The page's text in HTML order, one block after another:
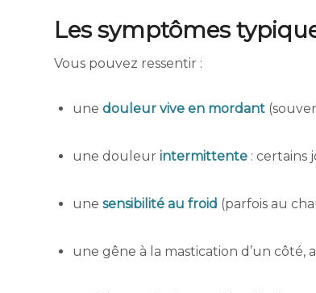
Les symptômes
Vous pouvez ressentir :
une douleur vive en mordant
une douleur intermittente : certains
une sensibilité au froid (parfois au
une gêne à la mastication d’un côté,